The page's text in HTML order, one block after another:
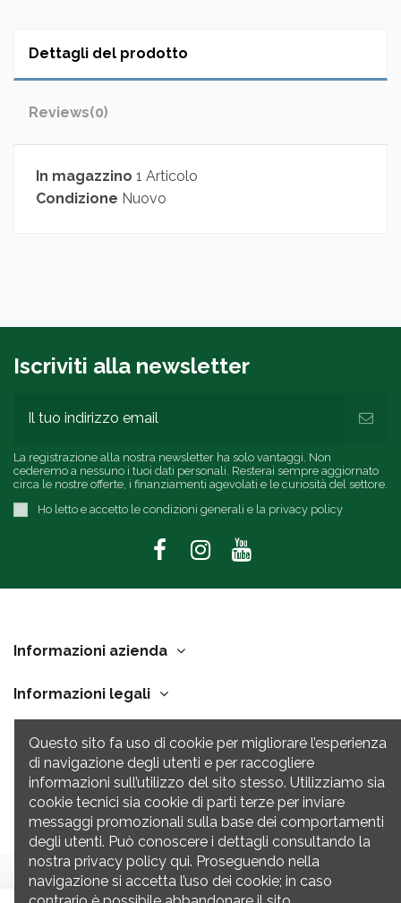
Dettagli del prodotto
Reviews(0)
In magazzino 1 Articolo
Condizione Nuovo
Iscriviti alla newsletter
La registrazione alla nostra newsletter ha solo vantaggi. Non
cederemo a nessuno i tuoi dati personali. Resterai sempre aggiornato
circa le nostre offerte, i finanziamenti agevolati e le curiosità del settore.
Ho letto e accetto le condizioni generali e la privacy policy
Informazioni azienda
Informazioni legali
Link Utili
Contatti
Questo sito fa uso di cookie per migliorare l’esperienza
di navigazione degli utenti e per raccogliere
informazioni sull’utilizzo del sito stesso. Utilizziamo sia
cookie tecnici sia cookie di parti terze per inviare
messaggi promozionali sulla base dei comportamenti
degli utenti. Può conoscere i dettagli consultando la
nostra privacy policy qui. Proseguendo nella
navigazione si accetta l’uso dei cookie; in caso